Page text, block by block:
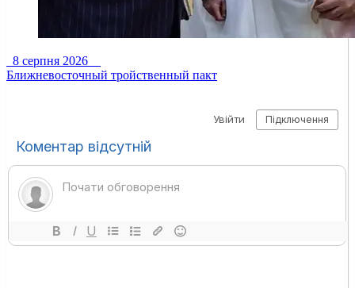
8 серпня 2026
Ближневосточный тройственный пакт